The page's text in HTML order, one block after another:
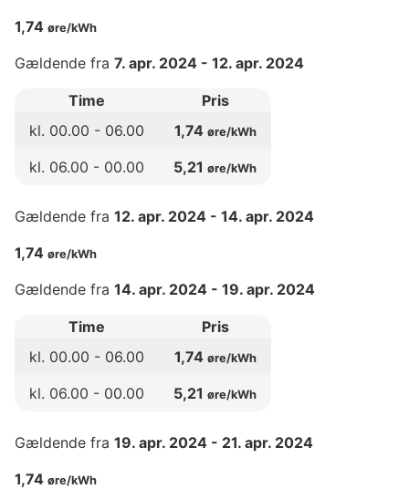
1,74 øre/kWh
Gældende fra 7. apr. 2024 - 12. apr. 2024
Time
Pris
kl. 00.00 - 06.00 1,74 øre/kWh
kl. 06.00 - 00.00 5,21 øre/kWh
Gældende fra 12. apr. 2024 - 14. apr. 2024
1,74 øre/kWh
Gældende fra 14. apr. 2024 - 19. apr. 2024
Time
Pris
kl. 00.00 - 06.00 1,74 øre/kWh
kl. 06.00 - 00.00 5,21 øre/kWh
Gældende fra 19. apr. 2024 - 21. apr. 2024
1,74 øre/kWh